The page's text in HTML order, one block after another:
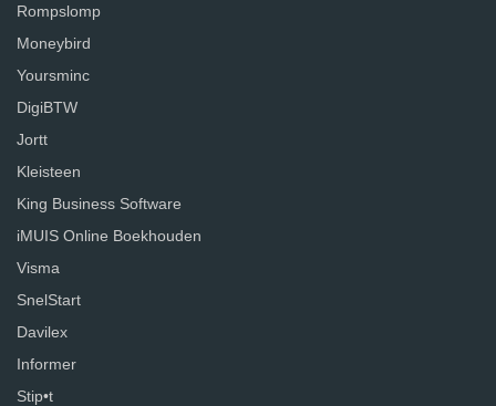
Rompslomp
Moneybird
Yoursminc
DigiBTW
Jortt
Kleisteen
King Business Software
iMUIS Online Boekhouden
Visma
SnelStart
Davilex
Informer
Stip•t